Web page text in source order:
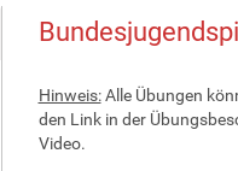
Hinweis:Alle Übungen
den Link in der
Video.